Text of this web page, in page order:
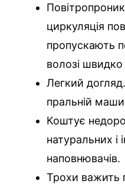
циркуляція
пропускають
волозі
Легкий
пральній
Коштує
натуральних і
наповнювачів.
Трохи важить